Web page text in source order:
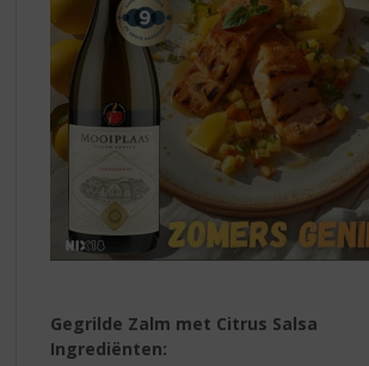
Gegrilde Zalm met Citrus Salsa
Ingrediënten: